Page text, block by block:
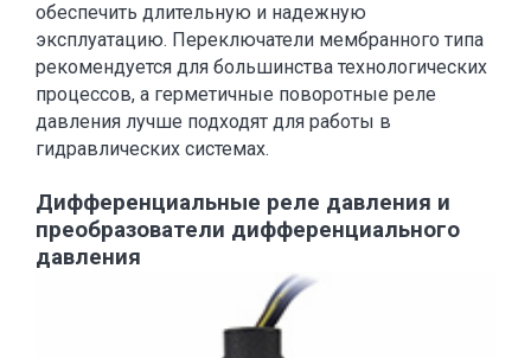
обеспечить длительную и надежную
эксплуатацию. Переключатели мембранного типа
рекомендуется для большинства технологических
процессов, а герметичные поворотные реле
давления лучше подходят для работы в
гидравлических системах.
Дифференциальные реле давления и
преобразователи дифференциального
давления